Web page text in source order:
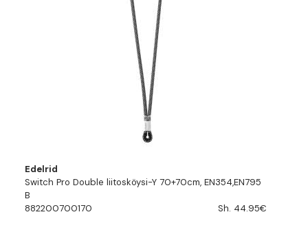
Edelrid
Switch Pro Double liitosköysi-Y 70+70cm, EN354,EN795
B
882200700170
Sh. 44.95€